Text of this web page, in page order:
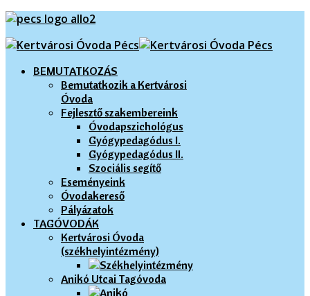
BEMUTATKOZÁS
Bemutatkozik a Kertvárosi
Óvoda
Fejlesztő szakembereink
Óvodapszichológus
Gyógypedagódus I.
Gyógypedagódus II.
Szociális segítő
Eseményeink
Óvodakereső
Pályázatok
TAGÓVODÁK
Kertvárosi Óvoda
(székhelyintézmény)
Anikó Utcai Tagóvoda
év
hónap
év
hónap